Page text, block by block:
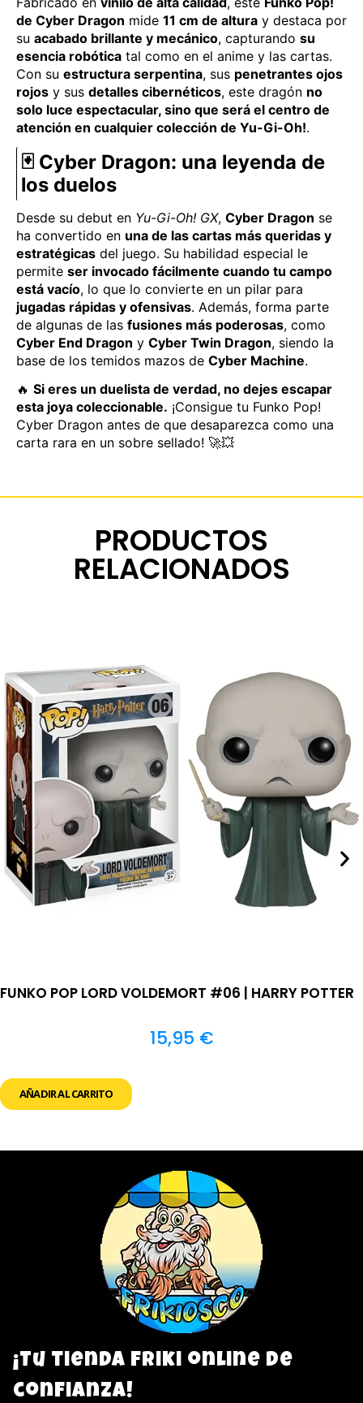
de Cyber Dragon mide 11 cm de altura y destaca por
su acabado brillante y mecánico, capturando su
esencia robótica tal como en el anime y las cartas.
Con su estructura serpentina, sus penetrantes ojos
rojos y sus detalles cibernéticos, este dragón no
solo luce espectacular, sino que será el centro de
atención en cualquier colección de Yu-Gi-Oh!.
🃏 Cyber Dragon: una leyenda de
los duelos
Desde su debut en Yu-Gi-Oh! GX, Cyber Dragon se
ha convertido en una de las cartas más queridas y
estratégicas del juego. Su habilidad especial le
permite ser invocado fácilmente cuando tu campo
está vacío, lo que lo convierte en un pilar para
jugadas rápidas y ofensivas. Además, forma parte
de algunas de las fusiones más poderosas, como
Cyber End Dragon y Cyber Twin Dragon, siendo la
base de los temidos mazos de Cyber Machine.
🔥 Si eres un duelista de verdad, no dejes escapar
esta joya coleccionable. ¡Consigue tu Funko Pop!
Cyber Dragon antes de que desaparezca como una
carta rara en un sobre sellado! 🚀💥
PRODUCTOS
RELACIONADOS
FUNKO POP LORD VOLDEMORT #06 | HARRY POTTER
15,95 €
AÑADIR AL CARRITO
¡Tu tienda friki online de
confianza!